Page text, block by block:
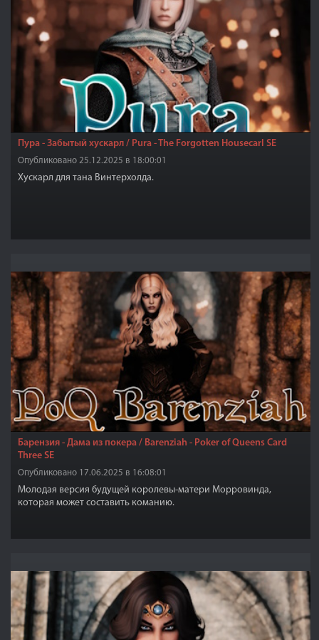
Пура - Забытый хускарл / Pura - The Forgotten Housecarl SE
Опубликовано 25.12.2025 в 18:00:01
Хускарл для тана Винтерхолда.
Барензия - Дама из покера / Barenziah - Poker of Queens Card
Three SE
Опубликовано 17.06.2025 в 16:08:01
Молодая версия будущей королевы-матери Морровинда,
которая может составить команию.